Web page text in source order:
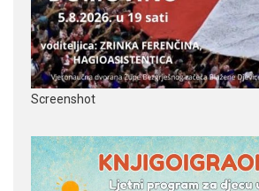
Screenshot